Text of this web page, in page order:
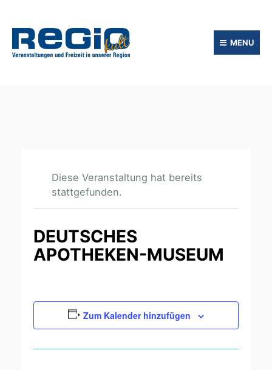
MENU
Diese Veranstaltung hat bereits
stattgefunden.
DEUTSCHES
APOTHEKEN-MUSEUM
Zum Kalender hinzufügen